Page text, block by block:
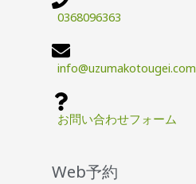
0368096363
info@uzumakotougei.com
お問い合わせフォーム
Web予約